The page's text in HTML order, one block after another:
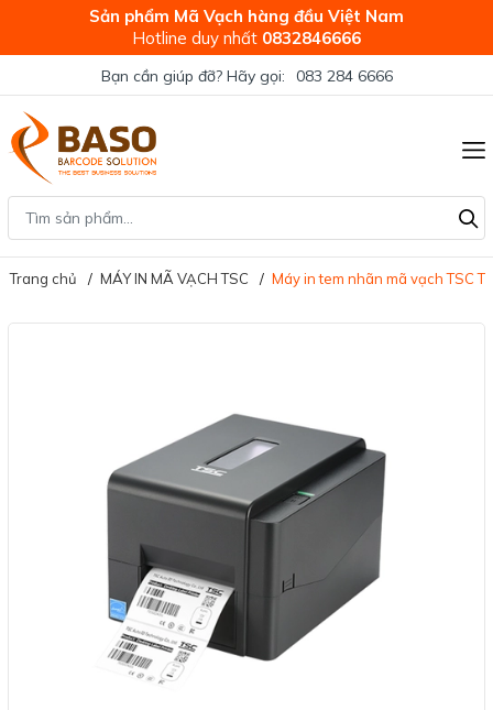
Sản phẩm Mã Vạch hàng đầu Việt Nam
Hotline duy nhất 0832846666
Bạn cần giúp đỡ? Hãy gọi: 083 284 6666
Trang chủ MÁY IN MÃ VẠCH TSC Máy in tem nhãn mã vạch TSC